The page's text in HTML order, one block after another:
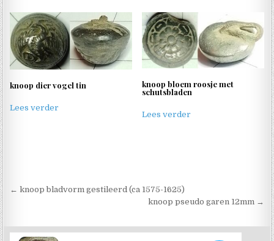
knoop dier vogel tin
Lees verder
knoop bloem roosje met
schutsbladen
Lees verder
Berichtnavigatie
← knoop bladvorm gestileerd (ca 1575-1625)
knoop pseudo garen 12mm →